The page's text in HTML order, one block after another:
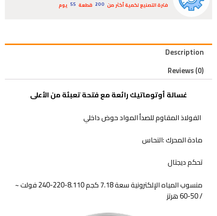
فترة التصنيع لكمية أكثر من
200 قطعة 55 يوم
Description
Reviews (0)
غسالة أوتوماتيك رائعة مع فتحة تعبئة من الأعلى
الفولاذ المقاوم للصدأ المواد حوض داخلي
مادة المحرك :النحاس
تحكم ديجتال
منسوب المياه الإلكترونية سعة 7.18 كجم 8.110-220-240 فولت ~
/ 50-60 هرتز